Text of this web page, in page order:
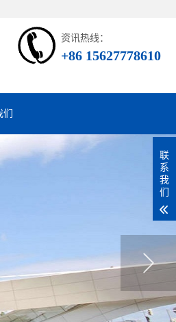
资讯热线：
+86 15627778610
联
系
我
们